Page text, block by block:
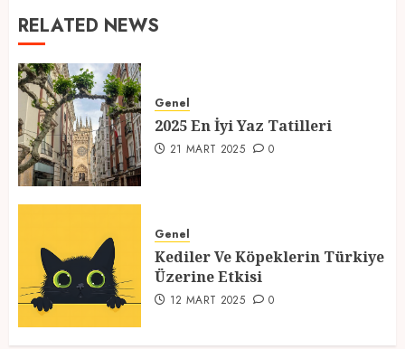
RELATED NEWS
Genel
2025 En İyi Yaz Tatilleri
21 MART 2025 0
Genel
Kediler Ve Köpeklerin Türkiye
Üzerine Etkisi
12 MART 2025 0